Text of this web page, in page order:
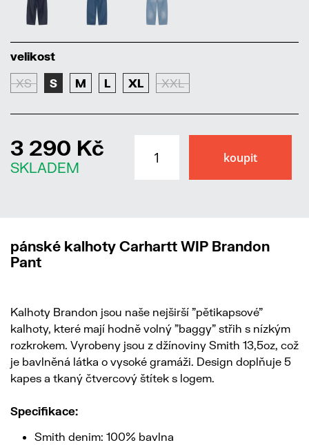
velikost
XS S M L XL XXL
3 290 Kč
SKLADEM
pánské kalhoty Carhartt WIP Brandon
Pant
Kalhoty Brandon jsou naše nejširší "pětikapsové"
kalhoty, které mají hodně volný "baggy" střih s nízkým
rozkrokem. Vyrobeny jsou z džínoviny Smith 13,5oz, což
je bavlněná látka o vysoké gramáži. Design doplňuje 5
kapes a tkaný čtvercový štítek s logem.
Specifikace:
Smith denim: 100% bavlna